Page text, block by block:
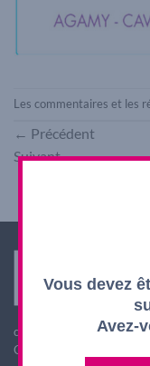
Les commentaires et les
← Précédent
Suivant→
consommer avec
CODE DE LA SANTE
Vous devez
Avez-